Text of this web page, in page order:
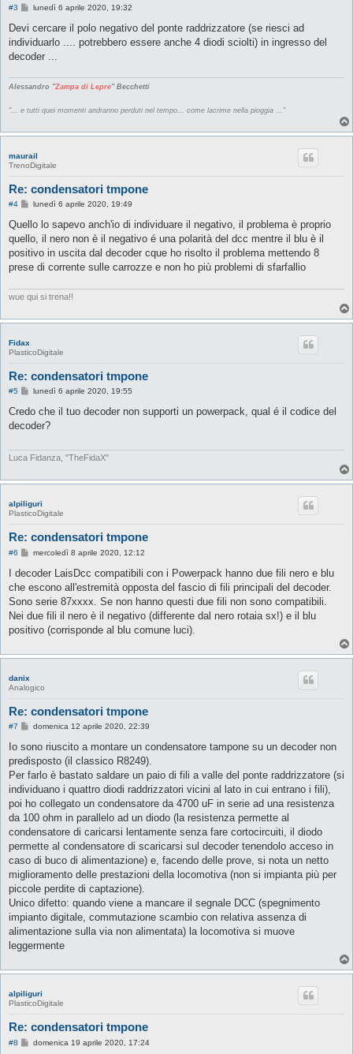
#3
M
s
a
g
lunedì 6 aprile 2020, 19:32
Devi cercare il polo negativo del ponte raddrizzatore (se riesci ad
individuarlo .... potrebbero essere anche 4 diodi sciolti) in ingresso del
decoder ...
Alessandro "Zampa di Lepre" Becchetti
"... e tutti quei momenti andranno perduti nel tempo... come lacrime nella pioggia ..."
maurail
TrenoDigitale
Re: condensatori tmpone
#4
M
s
a
g
i
lunedì 6 aprile 2020, 19:49
Quello lo sapevo anch'io di individuare il negativo, il problema è proprio
quello, il nero non è il negativo é una polarità del dcc mentre il blu è il
positivo in uscita dal decoder cque ho risolto il problema mettendo 8
prese di corrente sulle carrozze e non ho più problemi di sfarfallio
wue qui si trena!!
Fidax
PlasticoDigitale
Re: condensatori tmpone
#5
M
s
a
i
lunedì 6 aprile 2020, 19:55
Credo che il tuo decoder non supporti un powerpack, qual é il codice del
decoder?
Luca Fidanza, "TheFidaX"
alpiliguri
PlasticoDigitale
Re: condensatori tmpone
#6
M
s
a
g
i
o
mercoledì 8 aprile 2020, 12:12
I decoder LaisDcc compatibili con i Powerpack hanno due fili nero e blu
che escono all'estremità opposta del fascio di fili principali del decoder.
Sono serie 87xxxx. Se non hanno questi due fili non sono compatibili.
Nei due fili il nero è il negativo (differente dal nero rotaia sx!) e il blu
positivo (corrisponde al blu comune luci).
danix
Analogico
Re: condensatori tmpone
#7
M
s
a
g
i
o
domenica 12 aprile 2020, 22:39
Io sono riuscito a montare un condensatore tampone su un decoder non
predisposto (il classico R8249).
Per farlo è bastato saldare un paio di fili a valle del ponte raddrizzatore (si
individuano i quattro diodi raddrizzatori vicini al lato in cui entrano i fili),
poi ho collegato un condensatore da 4700 uF in serie ad una resistenza
da 100 ohm in parallelo ad un diodo (la resistenza permette al
condensatore di caricarsi lentamente senza fare cortocircuiti, il diodo
permette al condensatore di scaricarsi sul decoder tenendolo acceso in
caso di buco di alimentazione) e, facendo delle prove, si nota un netto
miglioramento delle prestazioni della locomotiva (non si impianta più per
piccole perdite di captazione).
Unico difetto: quando viene a mancare il segnale DCC (spegnimento
impianto digitale, commutazione scambio con relativa assenza di
alimentazione sulla via non alimentata) la locomotiva si muove
leggermente
alpiliguri
PlasticoDigitale
Re: condensatori tmpone
#8
Mdomenica 19 aprile 2020, 17:24